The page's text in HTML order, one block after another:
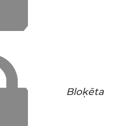
Bloķēta